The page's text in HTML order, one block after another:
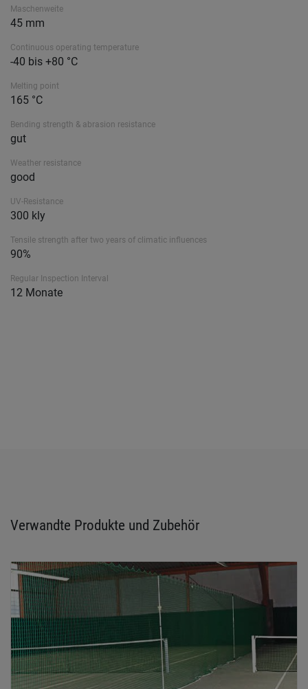
Maschenweite
45 mm
Continuous operating temperature
-40 bis +80 °C
Melting point
165 °C
Bending strength & abrasion resistance
gut
Weather resistance
good
UV-Resistance
300 kly
Tensile strength after two years of climatic influences
90%
Regular Inspection Interval
12 Monate
Verwandte Produkte und Zubehör